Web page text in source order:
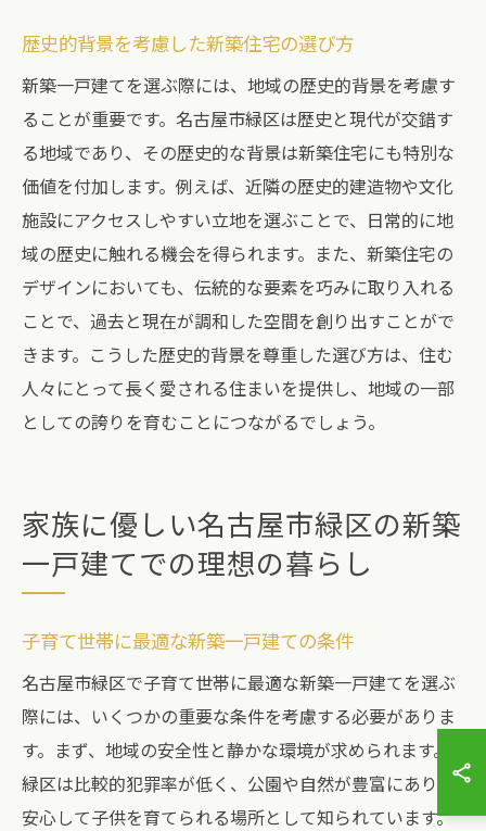
歴史的背景を考慮した新築住宅の選び方
新築一戸建てを選ぶ際には、地域の歴史的背景を考慮す
ることが重要です。名古屋市緑区は歴史と現代が交錯す
る地域であり、その歴史的な背景は新築住宅にも特別な
価値を付加します。例えば、近隣の歴史的建造物や文化
施設にアクセスしやすい立地を選ぶことで、日常的に地
域の歴史に触れる機会を得られます。また、新築住宅の
デザインにおいても、伝統的な要素を巧みに取り入れる
ことで、過去と現在が調和した空間を創り出すことがで
きます。こうした歴史的背景を尊重した選び方は、住む
人々にとって長く愛される住まいを提供し、地域の一部
としての誇りを育むことにつながるでしょう。
家族に優しい名古屋市緑区の新築
一戸建てでの理想の暮らし
子育て世帯に最適な新築一戸建ての条件
名古屋市緑区で子育て世帯に最適な新築一戸建てを選ぶ
際には、いくつかの重要な条件を考慮する必要がありま
す。まず、地域の安全性と静かな環境が求められます。
緑区は比較的犯罪率が低く、公園や自然が豊富にあり、
安心して子供を育てられる場所として知られています。